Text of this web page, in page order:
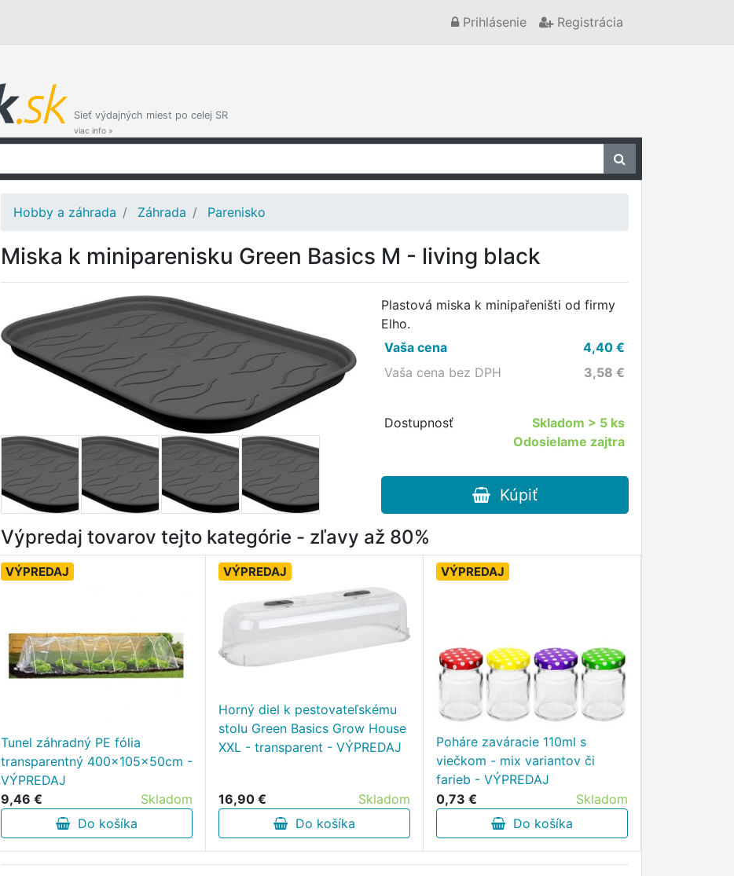
Prihlásenie Registrácia
Sieť výdajných miest po celej SR
viac info »
Hobby a záhrada Záhrada Parenisko
Miska k miniparenisku Green Basics M - living black
Plastová miska k minipařeništi od firmy
Elho.
Vaša cena
4,40€
Vaša cena bez DPH
3,58 €
Dostupnosť Skladom > 5 ks
Odosielame zajtra
Kúpiť
Výpredaj tovarov tejto kategórie - zľavy až 80%
VÝPREDAJ
Tunel záhradný PE fólia
transparentný 400x105x50cm -
VÝPREDAJ
9,46 €
Skladom
Do košíka
VÝPREDAJ
Horný diel k pestovateľskému
stolu Green Basics Grow House
XXL - transparent - VÝPREDAJ
16,90 €
Skladom
Do košíka
VÝPREDAJ
Poháre zaváracie 110ml s
viečkom - mix variantov či
farieb - VÝPREDAJ
0,73 €
Skladom
Do košíka